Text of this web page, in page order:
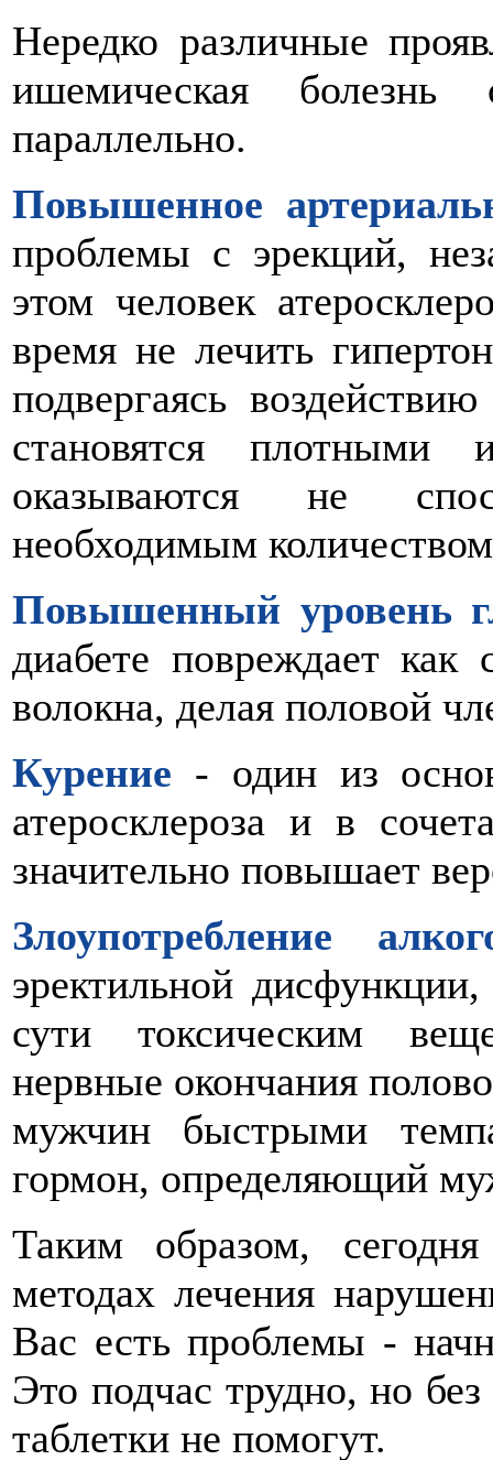
Нередко различные
ишемическая
параллельно.
Повышенное
проблемы с эрекций,
этом человек
время не лечить
подвергаясь
становятся
оказываются не
необходимым
Повышенный уровень
диабете повреждает
волокна, делая половой
Курение - один из
атеросклероза и в
значительно повышает
Злоупотребление
эректильной
сути токсическим
нервные окончания
мужчин быстрыми
гормон, определяющий
Таким образом,
методах лечения
Вас есть проблемы -
Это подчас трудно, но
таблетки не помогут.